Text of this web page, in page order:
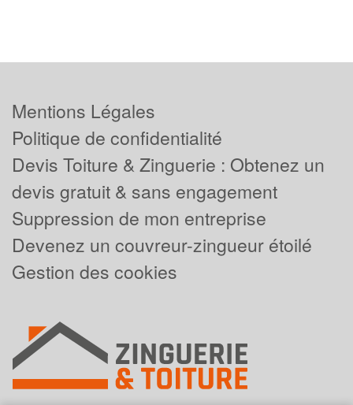
Mentions Légales
Politique de confidentialité
Devis Toiture & Zinguerie : Obtenez un
devis gratuit & sans engagement
Suppression de mon entreprise
Devenez un couvreur-zingueur étoilé
Gestion des cookies